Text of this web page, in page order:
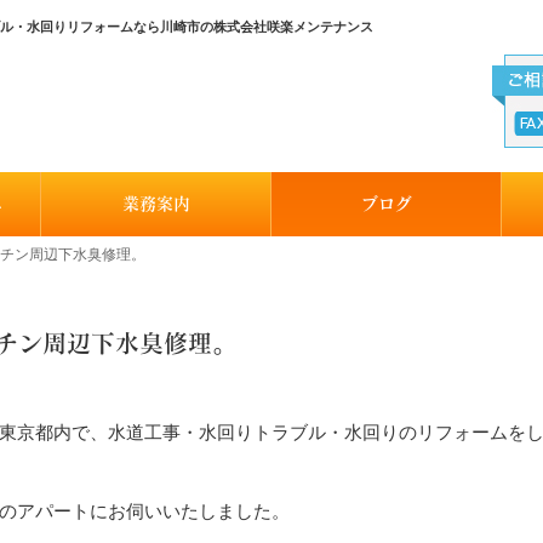
・水回りリフォームなら川崎市の株式会社咲楽メンテナンス
業務案内 ブログ
ン周辺下水臭修理。
周辺下水臭修理。
京都内で、水道工事・水回りトラブル・水回りのリフォームを
アパートにお伺いいたしました。